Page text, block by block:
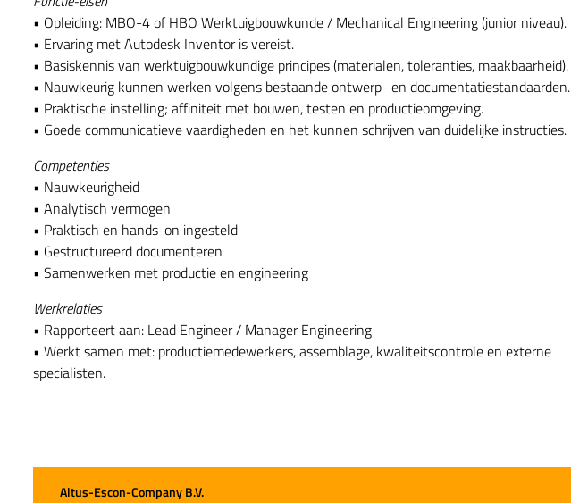
• Opleiding: MBO-4 of HBO Werktuigbouwkunde / Mechanical Engineering (junior niveau).
• Ervaring met Autodesk Inventor is vereist.
• Basiskennis van werktuigbouwkundige principes (materialen, toleranties, maakbaarheid).
• Nauwkeurig kunnen werken volgens bestaande ontwerp- en documentatiestandaarden.
• Praktische instelling; affiniteit met bouwen, testen en productieomgeving.
• Goede communicatieve vaardigheden en het kunnen schrijven van duidelijke instructies.
Competenties
• Nauwkeurigheid
• Analytisch vermogen
• Praktisch en hands-on ingesteld
• Gestructureerd documenteren
• Samenwerken met productie en engineering
Werkrelaties
• Rapporteert aan: Lead Engineer / Manager Engineering
• Werkt samen met: productiemedewerkers, assemblage, kwaliteitscontrole en externe
specialisten.
Altus-Escon-Company B.V.